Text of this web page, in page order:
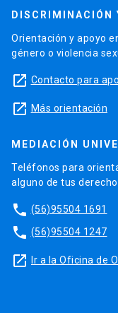
DISCRIMINACIÓN
Orientación y apoyo
género o violencia
launch Contacto para
launch Más orientación
MEDIACIÓN
Teléfonos para
alguno de tus
phone (56)95504 1691
phone (56)95504 1247
launch Ir a la Oficina de